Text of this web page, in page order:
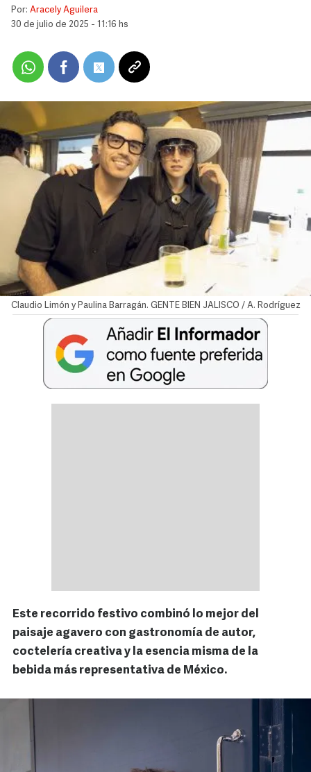
Por: Aracely Aguilera
30 de julio de 2025 - 11:16 hs
Claudio Limón y Paulina Barragán. GENTE BIEN JALISCO / A. Rodríguez
Este recorrido festivo combinó lo mejor del
paisaje agavero con gastronomía de autor,
coctelería creativa y la esencia misma de la
bebida más representativa de México.